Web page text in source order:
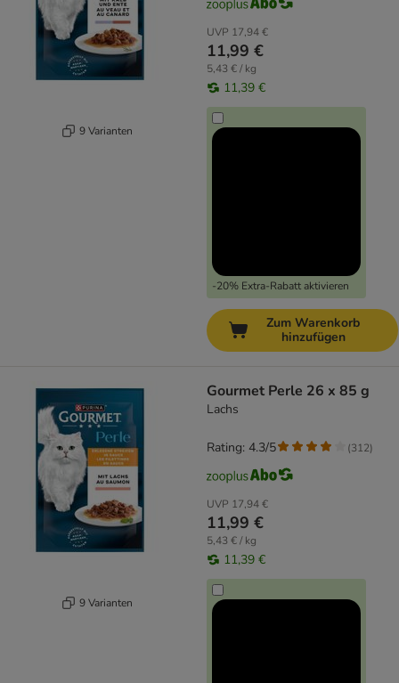
9 Varianten
UVP 17,94 €
11,99 €
5,43 € / kg
11,39 €
-20% Extra-Rabatt aktivieren
Zum Warenkorb
hinzufügen
9 Varianten
Gourmet Perle 26 x 85 g
Lachs
UVP 17,94 €
11,99 €
5,43 € / kg
11,39 €
Rating: 4.3/5 (312)